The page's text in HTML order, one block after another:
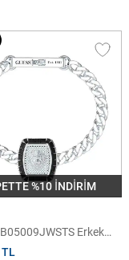
%10 İNDİRİM
Erkek